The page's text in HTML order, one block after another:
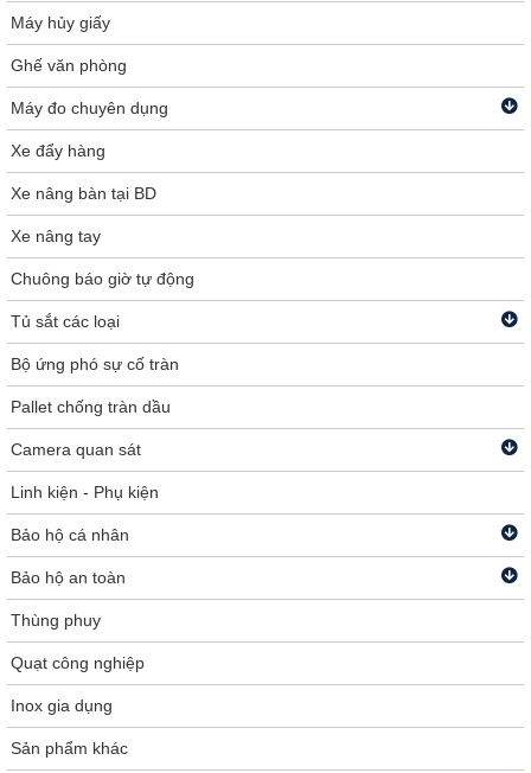
Máy hủy giấy
Ghế văn phòng
Máy đo chuyên dụng
Xe đẩy hàng
Xe nâng bàn tại BD
Xe nâng tay
Chuông báo giờ tự động
Tủ sắt các loại
Bộ ứng phó sự cố tràn
Pallet chống tràn dầu
Camera quan sát
Linh kiện - Phụ kiện
Bảo hộ cá nhân
Bảo hộ an toàn
Thùng phuy
Quạt công nghiệp
Inox gia dụng
Sản phẩm khác